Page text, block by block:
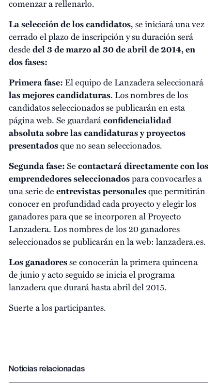
comenzar a rellenarlo.
La selección de los candidatos, se iniciará una vez
cerrado el plazo de inscripción y su duración será
desdedel 3 de marzo al 30 de abril de 2014, en
dos fases:
Primera fase: El equipo de Lanzadera seleccionará
las mejores candidaturas. Los nombres de los
candidatos seleccionados se publicarán en esta
página web. Se guardaráconfidencialidad
absoluta sobre las candidaturas y proyectos
presentadosque no sean seleccionados.
Segunda fase:Secontactará directamente con los
emprendedores seleccionadospara convocarles a
una serie deentrevistas personalesque permitirán
conocer en profundidad cada proyecto y elegir los
ganadores para que se incorporen al Proyecto
Lanzadera. Los nombres de los 20 ganadores
seleccionados se publicarán en la web: lanzadera.es.
Los ganadoresse conocerán la primera quincena
de junio y acto seguido se inicia el programa
lanzadera que durará hasta abril del 2015.
Suerte a los participantes.
Noticias relacionadas